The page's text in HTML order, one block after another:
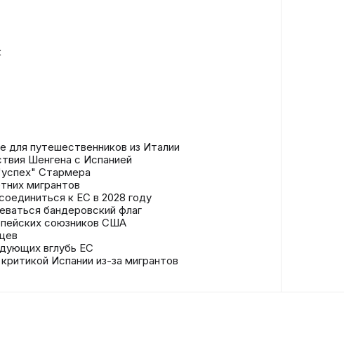
для путешественников из Италии
Шенгена с Испанией
Стармера
мигрантов
к ЕС в 2028 году
бандеровский флаг
союзников США
вглубь ЕС
Испании из-за мигрантов